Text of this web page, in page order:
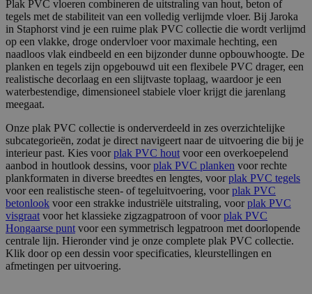
Plak PVC vloeren combineren de uitstraling van hout, beton of
tegels met de stabiliteit van een volledig verlijmde vloer. Bij Jaroka
in Staphorst vind je een ruime plak PVC collectie die wordt verlijmd
op een vlakke, droge ondervloer voor maximale hechting, een
naadloos vlak eindbeeld en een bijzonder dunne opbouwhoogte. De
planken en tegels zijn opgebouwd uit een flexibele PVC drager, een
realistische decorlaag en een slijtvaste toplaag, waardoor je een
waterbestendige, dimensioneel stabiele vloer krijgt die jarenlang
meegaat.
Onze plak PVC collectie is onderverdeeld in zes overzichtelijke
subcategorieën, zodat je direct navigeert naar de uitvoering die bij je
interieur past. Kies voorplak PVC hout voor een overkoepelend
aanbod in houtlook dessins, voorplak PVC planken voor rechte
plankformaten in diverse breedtes en lengtes, voorplak PVC tegels
voor een realistische steen- of tegeluitvoering, voorplak PVC
betonlook voor een strakke industriële uitstraling, voorplak PVC
visgraat voor het klassieke zigzagpatroon of voorplak PVC
Hongaarse punt voor een symmetrisch legpatroon met doorlopende
centrale lijn. Hieronder vind je onze complete plak PVC collectie.
Klik door op een dessin voor specificaties, kleurstellingen en
afmetingen per uitvoering.